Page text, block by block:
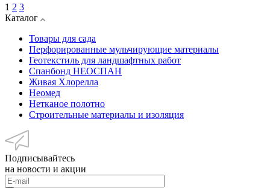
1 2 3
Каталог
Товары для сада
Перфорированные мульчирующие материалы
Геотекстиль для ландшафтных работ
Спанбонд НЕОСПАН
Живая Хлорелла
Нeомед
Нетканое полотно
Строительные материалы и изоляция
Подписывайтесь
на новости и акции